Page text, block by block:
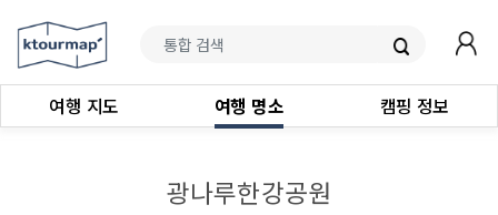
여행 지도 여행 명소 캠핑 정보
광나루한강공원